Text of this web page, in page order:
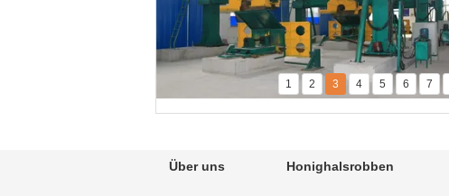
1 2 3 4 5 6 7
Über uns Honighalsrobben